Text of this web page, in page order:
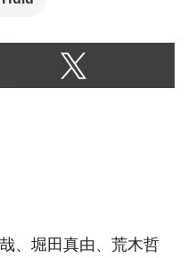
まで幅広く上映作品が
、日本国内でも有数の
映画祭のひとつに数え
、堀田真由、荒木哲